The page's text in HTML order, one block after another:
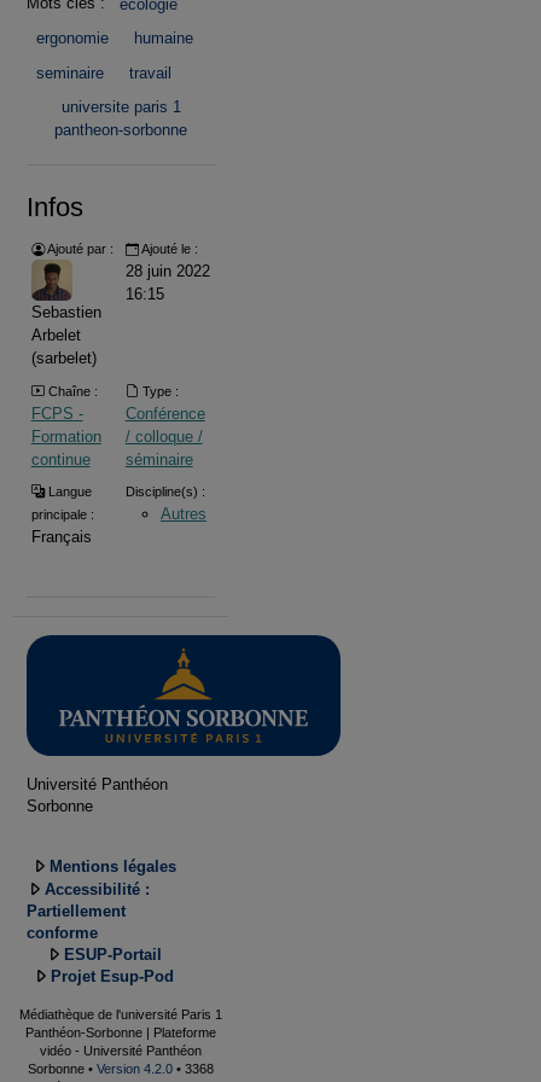
ecologie
ergonomie
humaine
seminaire
travail
universite paris 1
pantheon-sorbonne
Infos
Ajouté par :
Sebastien
Arbelet
(sarbelet)
Ajouté le :
28 juin 2022
16:15
Chaîne :
FCPS -
Formation
continue
Type :
Conférence
/ colloque /
séminaire
Langue
principale :
Français
Discipline(s) :
Autres
Université Panthéon
Sorbonne
Mentions légales
Accessibilité :
Partiellement
conforme
ESUP-Portail
Projet Esup-Pod
Médiathèque de l'université Paris 1
Panthéon-Sorbonne | Plateforme
vidéo - Université Panthéon
Sorbonne • Version 4.2.0 • 3368